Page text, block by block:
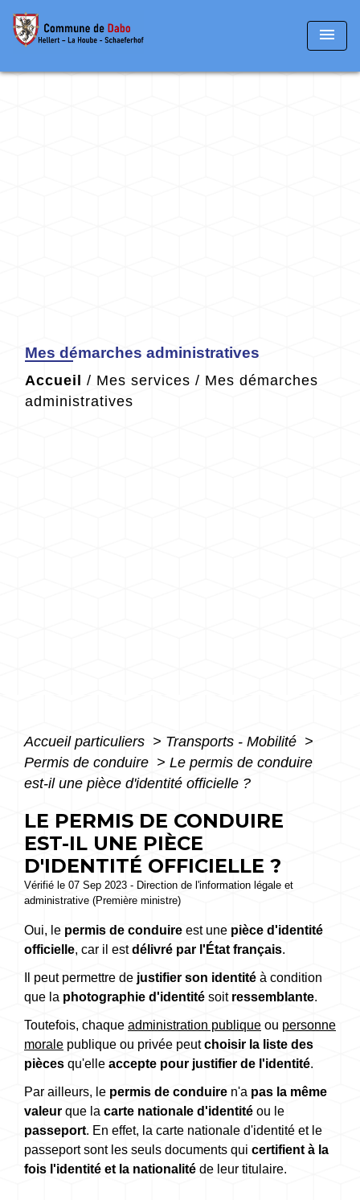
menu
Mes démarches administratives
Accueil / Mes services / Mes démarches
administratives
Accueil particuliers > Transports - Mobilité >
Permis de conduire > Le permis de conduire
est-il une pièce d'identité officielle ?
LE PERMIS DE CONDUIRE
EST-IL UNE PIÈCE
D'IDENTITÉ OFFICIELLE ?
Vérifié le 07 Sep 2023 - Direction de l'information légale et
administrative (Première ministre)
Oui, le permis de conduire est une pièce d'identité
officielle, car il estdélivré par l'État français.
Il peut permettre de justifier son identité à condition
que la photographie d'identité soit ressemblante.
Toutefois, chaque administration publique ou personne
morale publique ou privée peutchoisir la liste des
pièces qu'elle accepte pour justifier de l'identité.
Par ailleurs, le permis de conduire n'a pas la même
valeur que la carte nationale d'identité ou le
passeport. En effet, la carte nationale d'identité et le
passeport sont les seuls documents qui certifient à la
fois l'identité et la nationalité de leur titulaire.